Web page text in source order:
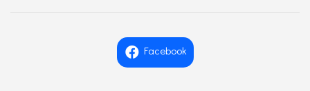
Facebook